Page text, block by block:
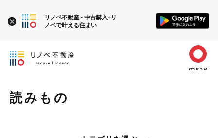
読みもの
リノベ不動産 - 中古購入+リ
ノベで叶える住まい